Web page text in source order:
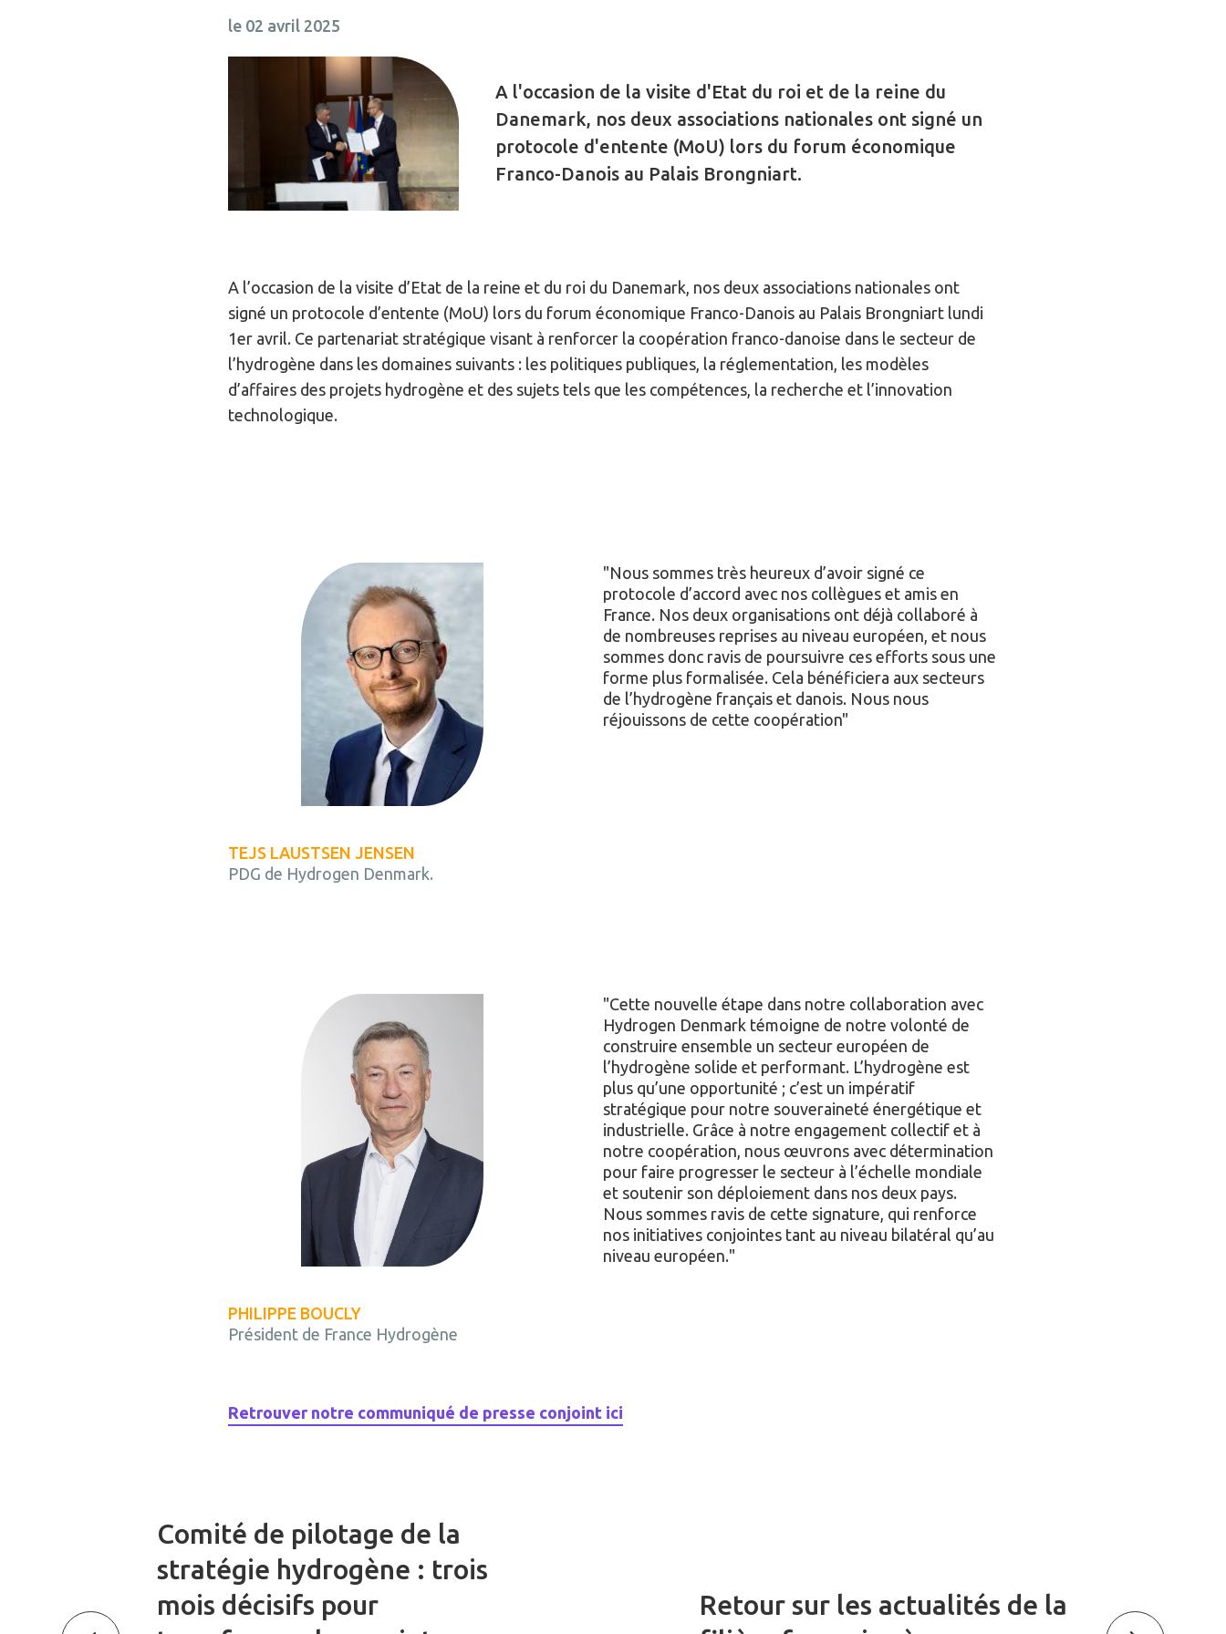
le 02 avril 2025
A l'occasion de la visite d'Etat du roi et de la reine du
Danemark, nos deux associations nationales ont signé un
protocole d'entente (MoU) lors du forum économique
Franco-Danois au Palais Brongniart.
A l’occasion de la visite d’Etat de la reine et du roi du Danemark, nos deux associations nationales ont
signé un protocole d’entente (MoU) lors du forum économique Franco-Danois au Palais Brongniart lundi
1er avril. Ce partenariat stratégique visant à renforcer la coopération franco-danoise dans le secteur de
l’hydrogène dans les domaines suivants : les politiques publiques, la réglementation, les modèles
d’affaires des projets hydrogène et des sujets tels que les compétences, la recherche et l’innovation
technologique.
TEJS LAUSTSEN JENSEN
PDG de Hydrogen Denmark.
Nous sommes très heureux d’avoir signé ce
protocole d’accord avec nos collègues et amis en
France. Nos deux organisations ont déjà collaboré à
de nombreuses reprises au niveau européen, et nous
sommes donc ravis de poursuivre ces efforts sous une
forme plus formalisée. Cela bénéficiera aux secteurs
de l’hydrogène français et danois. Nous nous
réjouissons de cette coopération
PHILIPPE BOUCLY
Président de France Hydrogène
Cette nouvelle étape dans notre collaboration avec
Hydrogen Denmark témoigne de notre volonté de
construire ensemble un secteur européen de
l’hydrogène solide et performant. L’hydrogène est
plus qu’une opportunité ; c’est un impératif
stratégique pour notre souveraineté énergétique et
industrielle. Grâce à notre engagement collectif et à
notre coopération, nous œuvrons avec détermination
pour faire progresser le secteur à l’échelle mondiale
et soutenir son déploiement dans nos deux pays.
Nous sommes ravis de cette signature, qui renforce
nos initiatives conjointes tant au niveau bilatéral qu’au
niveau européen.
Retrouver notre communiqué de presse conjoint ici
Comité de pilotage de la
stratégie hydrogène : trois
mois décisifs pour
Retour sur les actualités de la